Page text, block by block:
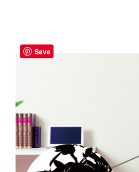
Save